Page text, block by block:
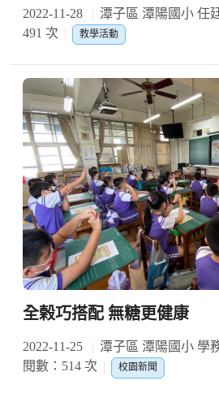
2022-11-28 潭子區 潭陽國小 任
491 次
教學活動
全榖巧搭配 無糖更健康
2022-11-25 潭子區 潭陽國小 學
閱數：514 次
校園新聞